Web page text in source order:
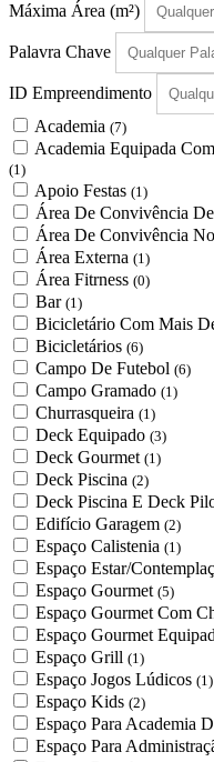
Máxima Área (m²)
Palavra Chave
ID Empreendimento
Academia (7)
Academia Equipada
(1)
Apoio Festas (1)
Área De Convivência
Área De Convivência
Área Externa (1)
Área Fitrness (0)
Bar (1)
Bicicletário Com Mais
Bicicletários (6)
Campo De Futebol (6)
Campo Gramado (1)
Churrasqueira (1)
Deck Equipado (3)
Deck Gourmet (1)
Deck Piscina (2)
Deck Piscina E Deck
Edifício Garagem (2)
Espaço Calistenia (1)
Espaço Estar/
Espaço Gourmet (5)
Espaço Gourmet Com
Espaço Gourmet
Espaço Grill (1)
Espaço Jogos Lúdicos (1)
Espaço Kids (2)
Espaço Para Academia
Espaço Para